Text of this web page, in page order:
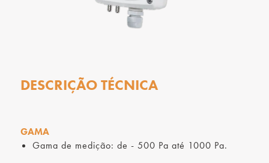
DESCRIÇÃO TÉCNICA
GAMA
Gama de medição: de - 500 Pa até 1000 Pa.